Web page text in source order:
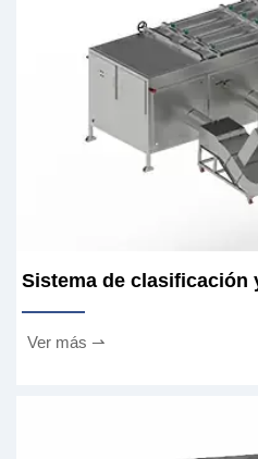
Sistema de clasificación
Ver más ⇀